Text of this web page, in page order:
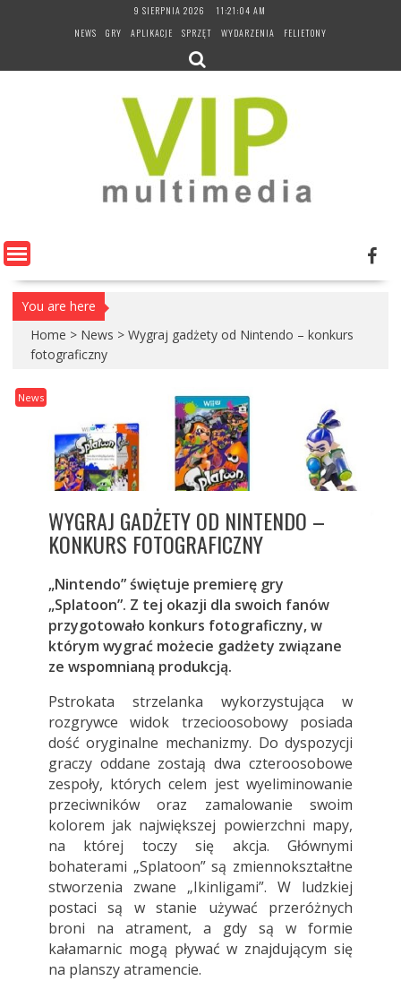
9 SIERPNIA 2026
11:21:05 AM
NEWS
GRY APLIKACJE SPRZĘT WYDARZENIA FELIETONY
You are here
Home > News > Wygraj gadżety od Nintendo – konkurs
fotograficzny
News
WYGRAJ GADŻETY OD NINTENDO –
KONKURS FOTOGRAFICZNY
„Nintendo” świętuje premierę gry
„Splatoon”. Z tej okazji dla swoich fanów
przygotowało konkurs fotograficzny, w
którym wygrać możecie gadżety związane
ze wspomnianą produkcją.
Pstrokata strzelanka wykorzystująca w
rozgrywce widok trzecioosobowy posiada
dość oryginalne mechanizmy. Do dyspozycji
graczy oddane zostają dwa czteroosobowe
zespoły, których celem jest wyeliminowanie
przeciwników oraz zamalowanie swoim
kolorem jak największej powierzchni mapy,
na której toczy się akcja. Głównymi
bohaterami „Splatoon” są zmiennokształtne
stworzenia zwane „Ikinligami”. W ludzkiej
postaci są w stanie używać przeróżnych
broni na atrament, a gdy są w formie
kałamarnic mogą pływać w znajdującym się
na planszy atramencie.